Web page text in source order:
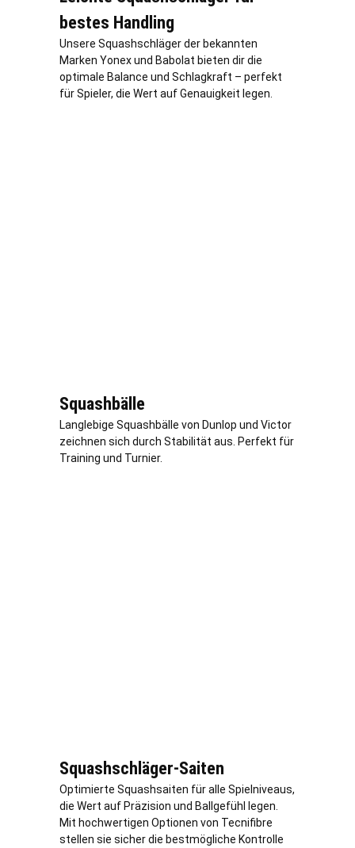
bestes Handling
Unsere Squashschläger der bekannten
Marken Yonex und Babolat bieten dir die
optimale Balance und Schlagkraft – perfekt
für Spieler, die Wert auf Genauigkeit legen.
Squashbälle
Langlebige Squashbälle von Dunlop und Victor
zeichnen sich durch Stabilität aus. Perfekt für
Training und Turnier.
Squashschläger-Saiten
Optimierte Squashsaiten für alle Spielniveaus,
die Wert auf Präzision und Ballgefühl legen.
Mit hochwertigen Optionen von Tecnifibre
stellen sie sicher die bestmögliche Kontrolle